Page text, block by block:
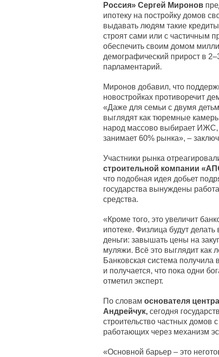
Россия» Сергей Миронов
ипотеку на постройку домов
выдавать людям такие
строят сами или с частичным
обеспечить своим домом
демографический прирост в
парламентарий.
Миронов добавил, что
новостройках противоречит
«Даже для семьи с двумя
выглядят как тюремные
народ массово выбирает ИЖС,
занимает 60% рынка», –
Участники рынка
строительной компании
что подобная идея добьет
государства вынуждены
средства.
«Кроме того, это увеличит
ипотеке. Физлица будут
деньги: завышать цены на
муляжи. Всё это выглядит как
Банковская система
и получается, что пока одни
отметил эксперт.
По словам основателя
Андрейчук, сегодня
строительство частных домов
работающих через механизм
«Основной барьер – это